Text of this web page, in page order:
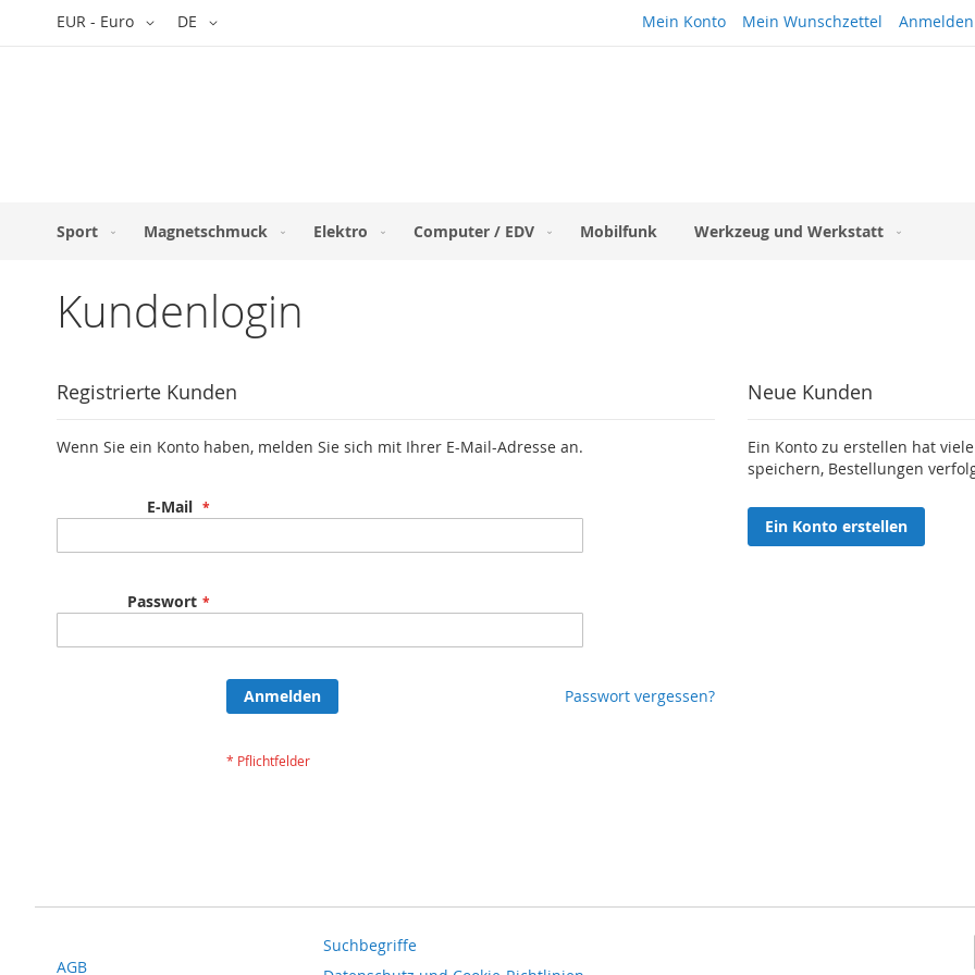
Mein Konto Mein Wunschzettel Anmelden
Direkt
Währung
EUR - Euro Sprache
DE
Sport Magnetschmuck Elektro Computer / EDV Mobilfunk Werkzeug und Werkstatt
Kundenlogin
Registrierte Kunden
Wenn Sie ein Konto haben, melden Sie sich mit Ihrer E-Mail-Adresse an.
E-Mail
Passwort
Anmelden Passwort vergessen?
Neue Kunden
Ein Konto zu erstellen hat
speichern, Bestellungen
Ein Konto erstellen
AGB
Suchbegriffe